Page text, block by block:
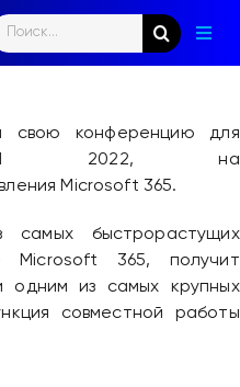
свою конференцию для
Build 2022, на
Microsoft 365.
быстрорастущих
Microsoft 365, получит
одним из самых крупных
совместной работы